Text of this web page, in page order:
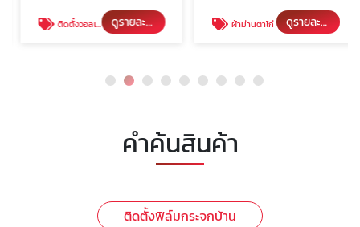
ติดตั้งวอลเปเปอร์ ดูรายละเอียด ผ้าม่านตาไก่ ดูรายละเอียด
คำค้นสินค้า
ติดตั้งฟิล์มกระจกบ้าน